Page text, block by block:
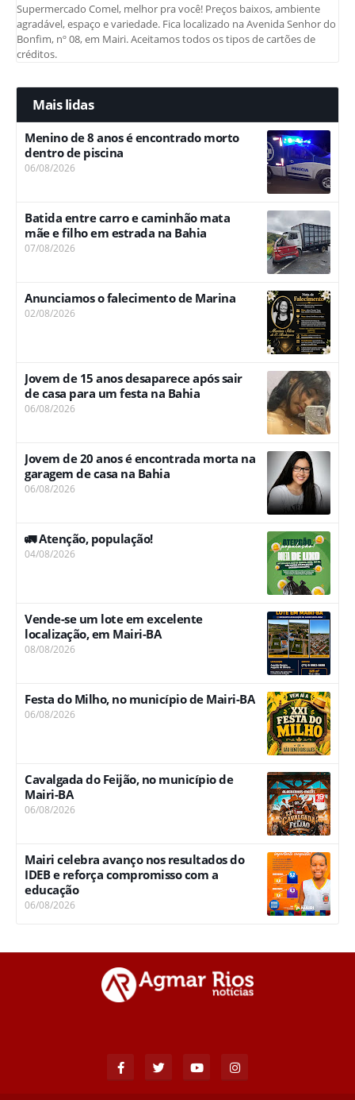
Supermercado Comel, melhor pra você! Preços baixos, ambiente
agradável, espaço e variedade. Fica localizado na Avenida Senhor do
Bonfim, nº 08, em Mairi. Aceitamos todos os tipos de cartões de
créditos.
Mais lidas
Menino de 8 anos é encontrado morto
dentro de piscina
06/08/2026
Batida entre carro e caminhão mata
mãe e filho em estrada na Bahia
07/08/2026
Anunciamos o falecimento de Marina
02/08/2026
Jovem de 15 anos desaparece após sair
de casa para um festa na Bahia
06/08/2026
Jovem de 20 anos é encontrada morta na
garagem de casa na Bahia
06/08/2026
🚛 Atenção, população!
04/08/2026
Vende-se um lote em excelente
localização, em Mairi-BA
08/08/2026
Festa do Milho, no município de Mairi-BA
06/08/2026
Cavalgada do Feijão, no município de
Mairi-BA
06/08/2026
Mairi celebra avanço nos resultados do
IDEB e reforça compromisso com a
educação
06/08/2026